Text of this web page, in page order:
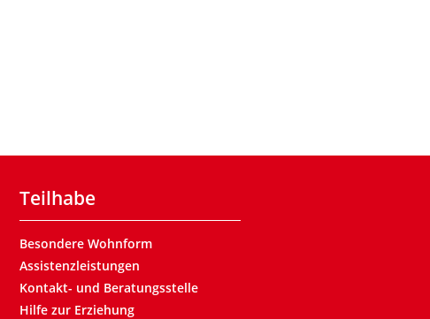
Teilhabe
Besondere Wohnform
Assistenzleistungen
Kontakt- und Beratungsstelle
Hilfe zur Erziehung